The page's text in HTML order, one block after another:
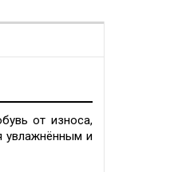
от износа,
увлажнённым и